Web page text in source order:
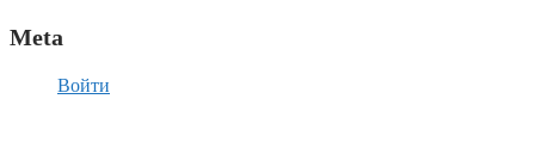
Meta
Войти